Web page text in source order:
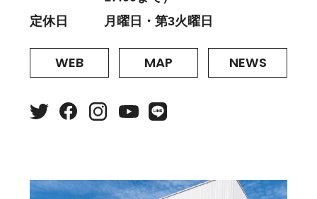
定休日
月曜日・第3火曜日
WEB MAP NEWS